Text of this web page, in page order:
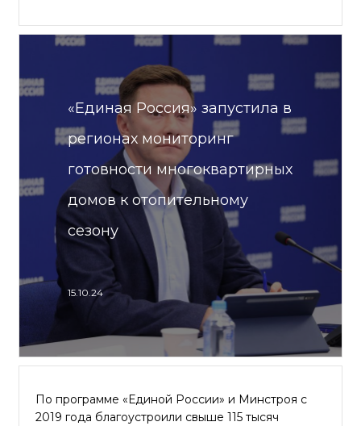
«Единая Россия» запустила в
регионах мониторинг
готовности многоквартирных
домов к отопительному
сезону
15.10.24
По программе «Единой России» и Минстроя с
2019 года благоустроили свыше 115 тысяч